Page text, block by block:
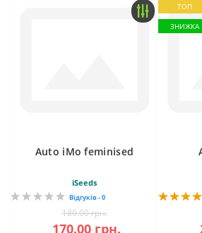
Auto iMo feminised
iSeeds
Відгуків - 0
180.00 грн.
170.00 грн.
ТОП
ЗНИЖКА